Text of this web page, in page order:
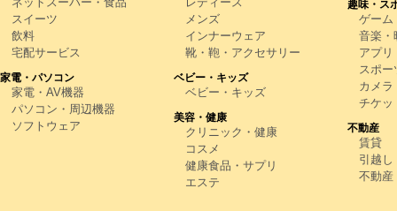
スイーツ
飲料
宅配サービス
家電・パソコン
家電・AV機器
パソコン・周辺機器
ソフトウェア
メンズ
インナーウェア
靴・鞄・アクセサリー
ベビー・キッズ
ベビー・キッズ
美容・健康
クリニック・健康
コスメ
健康食品・サプリ
エステ
趣味・ス
ゲーム
音楽・
アプリ
スポー
カメラ
チケッ
不動産
賃貸
引越し
不動産